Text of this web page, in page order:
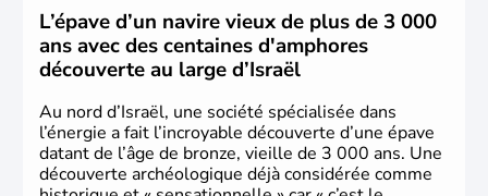
L’épave d’un navire vieux de plus de 3 000
ans avec des centaines d'amphores
découverte au large d’Israël
Au nord d’Israël, une société spécialisée dans
l’énergie a fait l’incroyable découverte d’une épave
datant de l’âge de bronze, vieille de 3 000 ans. Une
découverte archéologique déjà considérée comme